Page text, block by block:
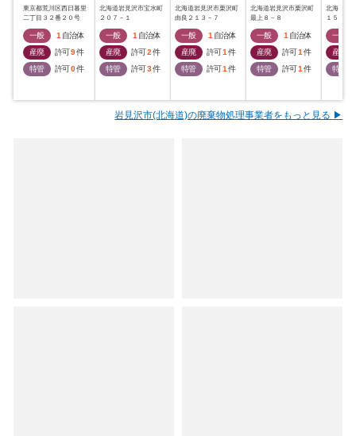
東京都荒川区西日暮里
二丁目３２番２０号
一般 1 自治体
産廃
許可9件
特管
許可0件
北海道岩見沢市宝水町
２０７－１
一般 1 自治体
産廃
許可2 件
特管
許可3件
北海道岩見沢市栗沢町
由良２１３－７
一般 1 自治体
産廃
許可1 件
特管
許可1 件
北海道岩見沢市栗沢町
最上８－８
一般 1 自治体
産廃
許可1 件
特管
許可1 件
北海道岩
１５－３
一般
産廃
特管
岩見沢市(北海道)の廃棄物処理事業者をもっと見る ▶